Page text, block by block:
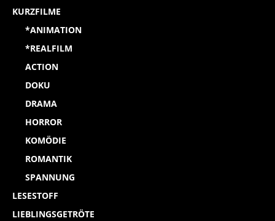
KURZFILME
*ANIMATION
*REALFILM
ACTION
DOKU
DRAMA
HORROR
KOMÖDIE
ROMANTIK
SPANNUNG
LESESTOFF
LIEBLINGSGETRÖTE